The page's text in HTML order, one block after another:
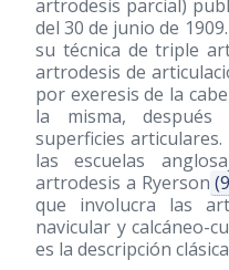
artrodesis parcial)
del 30 de junio de
su técnica de triple
artrodesis de
por exeresis de la
la misma,
superficies
las escuelas
artrodesis a Ryerson
que involucra las
navicular y calcáneo-
es la descripción